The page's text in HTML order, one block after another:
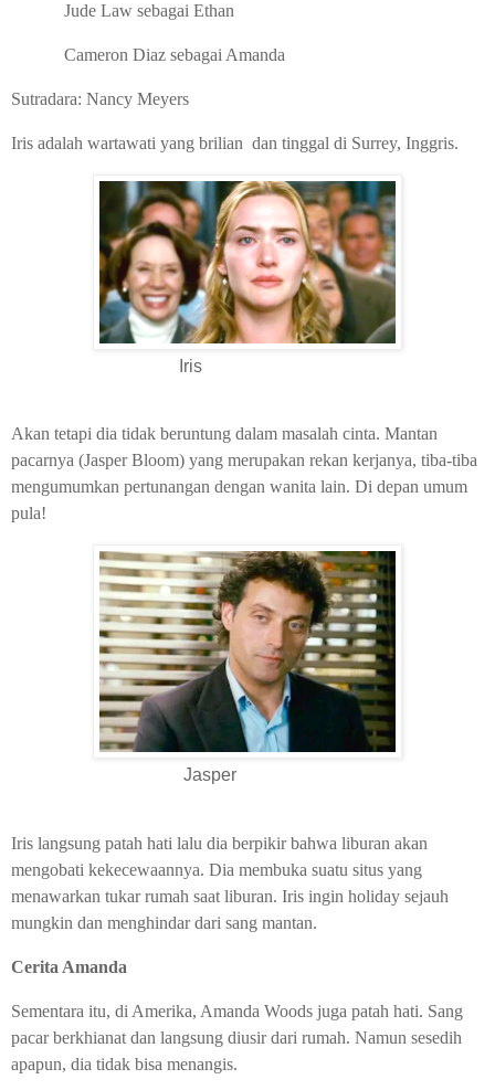
Jude Law sebagai Ethan
Cameron Diaz sebagai Amanda
Sutradara: Nancy Meyers
Iris adalah wartawati yang brilian dan tinggal di Surrey, Inggris.
Iris
Akan tetapi dia tidak beruntung dalam masalah cinta. Mantan
pacarnya (Jasper Bloom) yang merupakan rekan kerjanya, tiba-tiba
mengumumkan pertunangan dengan wanita lain. Di depan umum
pula!
Jasper
Iris langsung patah hati lalu dia berpikir bahwa liburan akan
mengobati kekecewaannya. Dia membuka suatu situs yang
menawarkan tukar rumah saat liburan. Iris ingin holiday sejauh
mungkin dan menghindar dari sang mantan.
Cerita Amanda
Sementara itu, di Amerika, Amanda Woods juga patah hati. Sang
pacar berkhianat dan langsung diusir dari rumah. Namun sesedih
apapun, dia tidak bisa menangis.